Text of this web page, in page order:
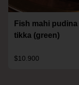
Fish mahi pudina
tikka (green)
$10.900